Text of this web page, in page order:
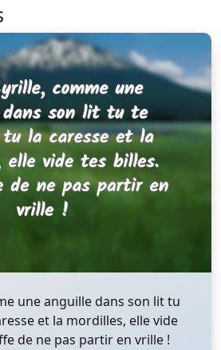
une anguille dans son lit tu
et la mordilles, elle vide
de ne pas partir en vrille !